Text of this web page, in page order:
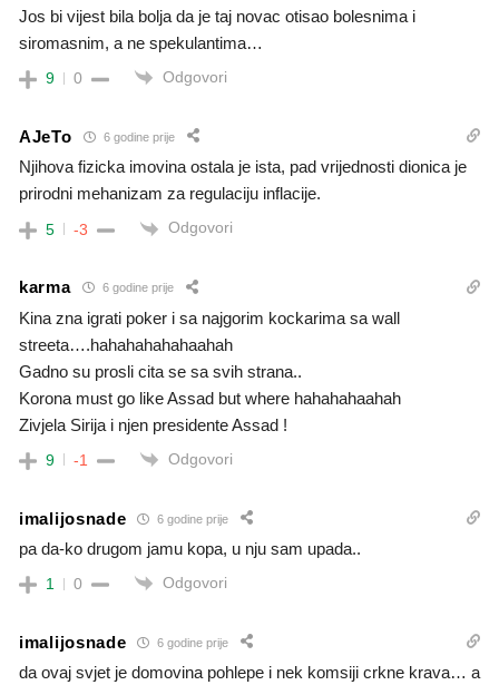
Jos bi vijest bila bolja da je taj novac otisao bolesnima i
siromasnim, a ne spekulantima…
9 0 Odgovori
AJeTo 6 godine prije
Njihova fizicka imovina ostala je ista, pad vrijednosti dionica je
prirodni mehanizam za regulaciju inflacije.
5 -3 Odgovori
karma 6 godine prije
Kina zna igrati poker i sa najgorim kockarima sa wall
streeta….hahahahahahaahah
Gadno su prosli cita se sa svih strana..
Korona must go like Assad but where hahahahaahah
Zivjela Sirija i njen presidente Assad !
9 -1 Odgovori
imalijosnade 6 godine prije
pa da-ko drugom jamu kopa, u nju sam upada..
1 0 Odgovori
imalijosnade 6 godine prije
da ovaj svjet je domovina pohlepe i nek komsiji crkne krava… a